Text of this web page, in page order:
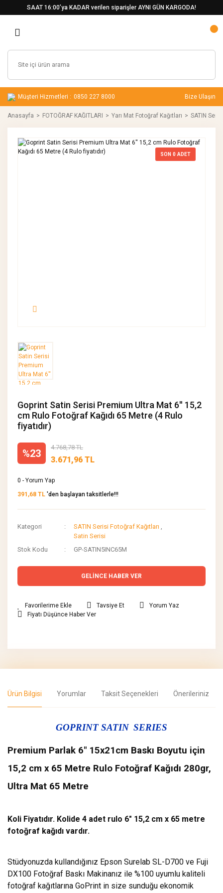
SAAT 16:00’ya KADAR verilen siparişler AYNI GÜN KARGODA!
Müşteri Hizmetleri : 0850 227 8000 Bize Ulaşın
Anasayfa FOTOĞRAF KAĞITLARI Yarı Mat Fotoğraf Kağıtları SATIN
SON 0 ADET
Goprint Satin Serisi Premium Ultra Mat 6'' 15,2
cm Rulo Fotoğraf Kağıdı 65 Metre (4 Rulo
fiyatıdır)
%23
3.671,96 TL
4.768,78 TL
0 - Yorum Yap
391,68 TL 'den başlayan taksitlerle!!!
Kategori SATIN Serisi Fotoğraf Kağıtları
Satin Serisi
Stok Kodu
GP-SATIN5INC65M
GELİNCE HABER VER
Tavsiye Et
Yorum Yaz
Fiyatı Düşünce Haber Ver
Ürün Bilgisi Yorumlar Taksit Seçenekleri Önerileriniz
GOPRINT SATIN SERIES
Premium Parlak 6" 15x21cm Baskı Boyutu için
15,2 cm x 65 Metre Rulo Fotoğraf Kağıdı 280gr,
Ultra Mat 65 Metre
Koli Fiyatıdır. Kolide 4 adet rulo 6" 15,2 cm x 65 metre
fotoğraf kağıdı vardır.
Stüdyonuzda kullandığınız Epson Surelab SL-D700 ve Fuji
DX100 Fotoğraf Baskı Makinanız ile %100 uyumlu kaliteli
fotoğraf kağıtlarına GoPrint in size sunduğu ekonomik